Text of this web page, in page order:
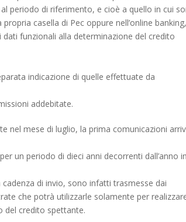
periodo di riferimento, e cioè a quello in cui
casella di Pec oppure nell’online
funzionali alla determinazione del credito
indicazione di quelle effettuate da
addebitate.
nel mese di luglio, la prima comunicazioni
un periodo di dieci anni decorrenti dall’anno in
di invio, sono infatti trasmesse dai
che potrà utilizzarle solamente per
del credito spettante.